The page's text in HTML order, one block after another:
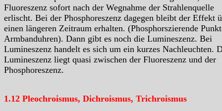
Fluoreszenz sofort nach der Wegnahme der Strahlenquelle
erlischt. Bei der Phosphoreszenz dagegen bleibt der Effekt
einen längeren Zeitraum erhalten. (Phosphorszierende
Armbanduhren). Dann gibt es noch die Lumineszenz. Bei
Lumineszenz handelt es sich um ein kurzes Nachleuchten.
Lumineszenz liegt quasi zwischen der Fluoreszenz und der
Phosphoreszenz.
1.12 Pleochroismus, Dichroismus, Trichroismus